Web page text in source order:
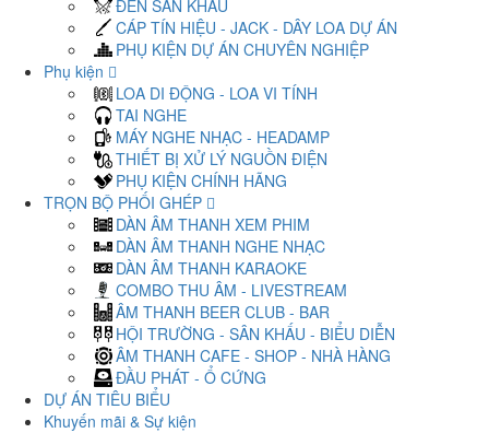
ĐÈN SÂN KHẤU
CÁP TÍN HIỆU - JACK - DÂY LOA DỰ ÁN
PHỤ KIỆN DỰ ÁN CHUYÊN NGHIỆP
Phụ kiện
LOA DI ĐỘNG - LOA VI TÍNH
TAI NGHE
MÁY NGHE NHẠC - HEADAMP
THIẾT BỊ XỬ LÝ NGUỒN ĐIỆN
PHỤ KIỆN CHÍNH HÃNG
TRỌN BỘ PHỐI GHÉP
DÀN ÂM THANH XEM PHIM
DÀN ÂM THANH NGHE NHẠC
DÀN ÂM THANH KARAOKE
COMBO THU ÂM - LIVESTREAM
ÂM THANH BEER CLUB - BAR
HỘI TRƯỜNG - SÂN KHẤU - BIỂU DIỄN
ÂM THANH CAFE - SHOP - NHÀ HÀNG
ĐẦU PHÁT - Ổ CỨNG
DỰ ÁN TIÊU BIỂU
Khuyến mãi & Sự kiện